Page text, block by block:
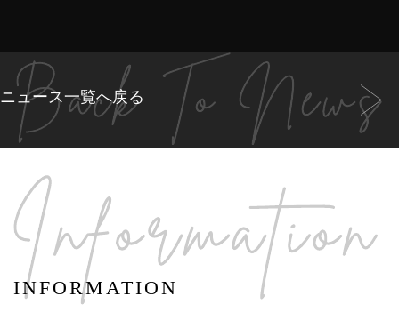
ニュース一覧へ戻る
INFORMATION